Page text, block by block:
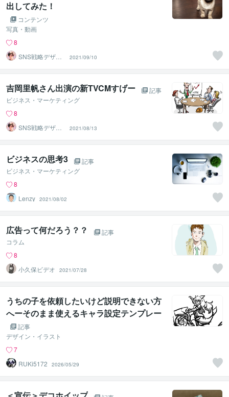
出してみた！
コンテンツ
写真・動画
8
SNS戦略デザイ
ン｜ケイ
2021/09/10
吉岡里帆さん出演の新TVCMすげー
記事
ビジネス・マーケティング
8
SNS戦略デザイ
ン｜ケイ
2021/08/13
ビジネスの思考3
記事
ビジネス・マーケティング
8
Lenzy 2021/08/02
広告って何だろう？？
記事
コラム
8
小久保ビデオ
2021/07/28
うちの子を依頼したいけど説明できない方
へーそのまま使えるキャラ設定テンプレー
ト 記事
デザイン・イラスト
7
RUKi5172
2026/05/29